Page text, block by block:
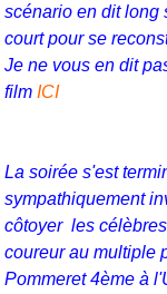
scénario en dit long
court pour se
Je ne vous en dit
film ICI
La soirée s'est
sympathiquement
côtoyer les
coureur au multiple
Pommeret 4ème à